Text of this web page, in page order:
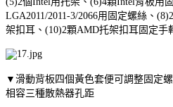
LGA2011/2011-3/2066用固定螺絲、
架扣耳、(10)2顆AMD托架扣耳固定手
▼滑動背板四個黃色套便可調整固定
相容三種散熱器孔距